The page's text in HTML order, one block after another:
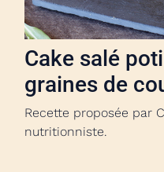
Cake salé
graines de
Recette proposée par
nutritionniste.